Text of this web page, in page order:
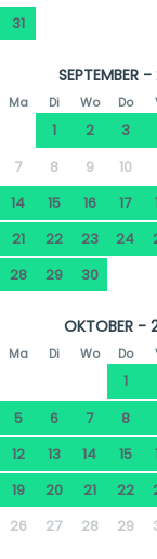
31
SEPTEMBER
Ma Di Wo Do
1 2 3
7
8 9 10
14
15 16 17
21
22 23 24
28
29 30
OKTOBER -
Ma Di Wo Do
1
5
6 7 8
12
13 14 15
19
20 21 22
26
27 28 29